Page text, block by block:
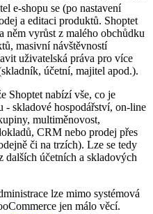
e-shopu se (po nastavení
a editaci produktů. Shoptet
něm vyrůst z malého obchůdku
masivní návštěvností
uživatelská práva pro více
účetní, majitel apod.).
Shoptet nabízí vše, co je
- skladové hospodářství, on-line
multiměnovost,
CRM nebo prodej přes
či na trzích). Lze se tedy
dalších účetních a skladových
lze mimo systémová
jen málo věcí.